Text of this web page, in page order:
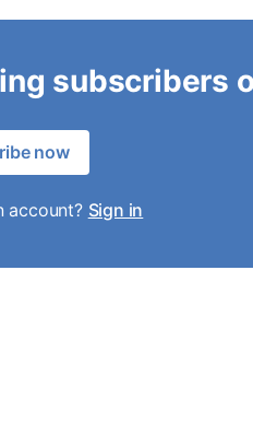
subscribers
now
account? Sign in